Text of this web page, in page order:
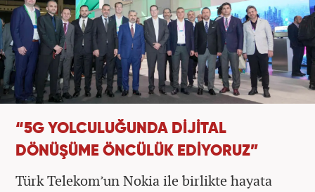
“5G YOLCULUĞUNDA DİJİTAL
DÖNÜŞÜME ÖNCÜLÜK EDİYORUZ”
Türk Telekom’un Nokia ile birlikte hayata